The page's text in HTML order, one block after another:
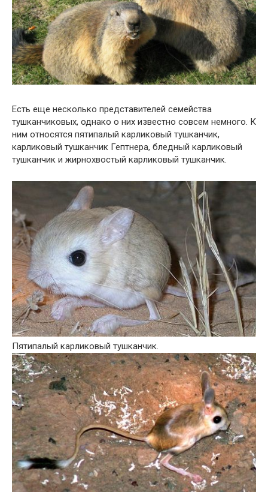
Есть еще несколько представителей семейства
тушканчиковых, однако о них известно совсем немного. К
ним относятся пятипалый карликовый тушканчик,
карликовый тушканчик Гептнера, бледный карликовый
тушканчик и жирнохвостый карликовый тушканчик.
Пятипалый карликовый тушканчик.